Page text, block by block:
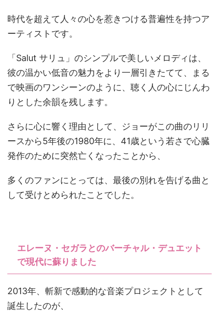
時代を超えて人々の心を惹きつける普遍性を持つア
ーティストです。
「Salut サリュ」のシンプルで美しいメロディは、
彼の温かい低音の魅力をより一層引きたてて、まる
で映画のワンシーンのように、聴く人の心にじんわ
りとした余韻を残します。
さらに心に響く理由として、ジョーがこの曲のリリ
ースから5年後の1980年に、41歳という若さで心臓
発作のために突然亡くなったことから、
多くのファンにとっては、最後の別れを告げる曲と
して受けとめられたことでした。
エレーヌ・セガラとのバーチャル・デュエット
で現代に蘇りました
2013年、斬新で感動的な音楽プロジェクトとして
誕生したのが、